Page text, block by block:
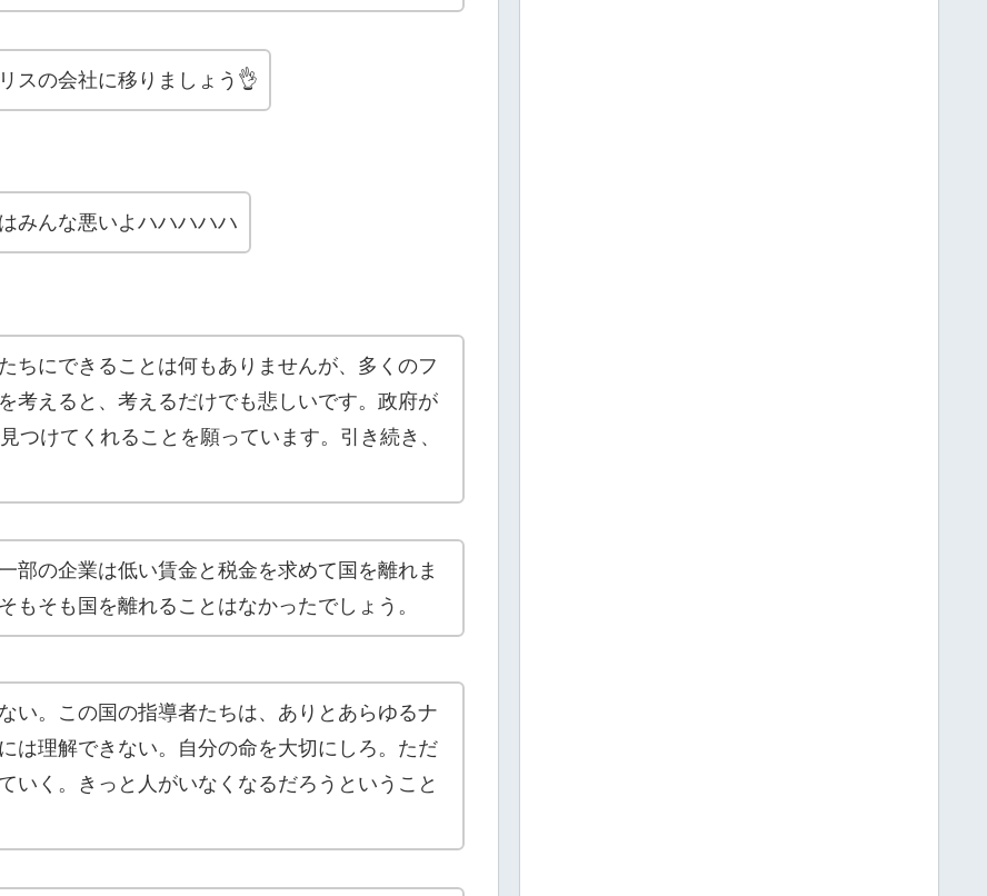
スの会社に移りましょう👌
みんな悪いよハハハハハ
ちにできることは何もありませんが、多くのフ
考えると、考えるだけでも悲しいです。政府が
つけてくれることを願っています。引き続き、
部の企業は低い賃金と税金を求めて国を離れま
もそも国を離れることはなかったでしょう。
い。この国の指導者たちは、ありとあらゆるナ
は理解できない。自分の命を大切にしろ。ただ
いく。きっと人がいなくなるだろうということ